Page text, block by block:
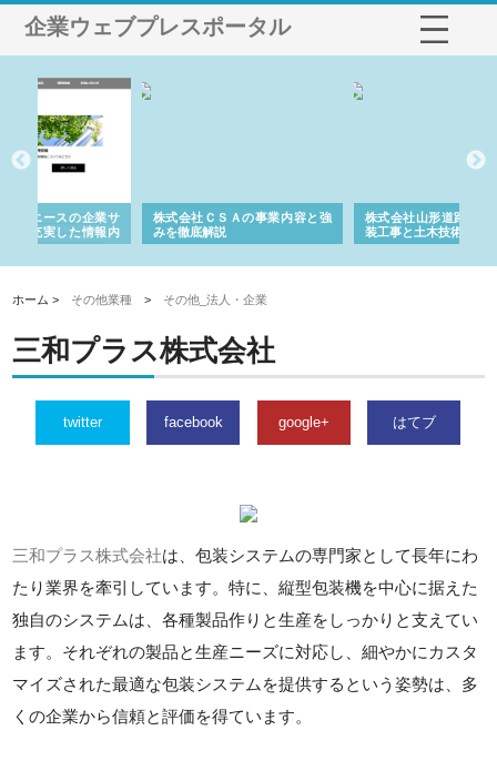
企業ウェブプレスポータル
株式会社ＣＳＡの事業内容と強
みを徹底解説
株式会社山形道路が手がける舗
装工事と土木技術の全容
ホーム > その他業種 > その他_法人・企業
三和プラス株式会社
twitter facebook google+ はてブ
三和プラス株式会社は、包装システムの専門家として長年にわ
たり業界を牽引しています。特に、縦型包装機を中心に据えた
独自のシステムは、各種製品作りと生産をしっかりと支えてい
ます。それぞれの製品と生産ニーズに対応し、細やかにカスタ
マイズされた最適な包装システムを提供するという姿勢は、多
くの企業から信頼と評価を得ています。